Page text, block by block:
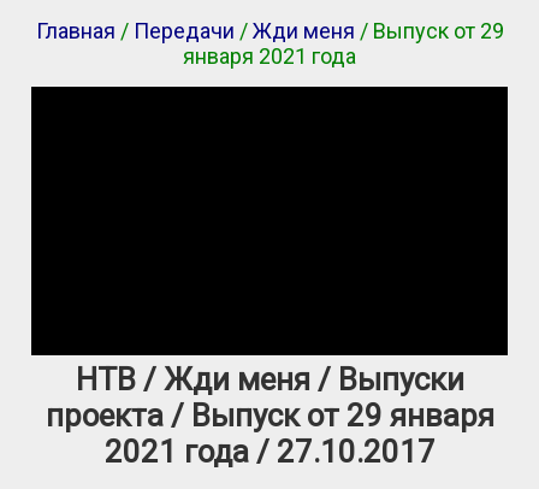
Главная / Передачи /Жди меня / Выпуск от 29
января 2021 года
НТВ / Жди меня / Выпуски
проекта / Выпуск от 29 января
2021 года / 27.10.2017